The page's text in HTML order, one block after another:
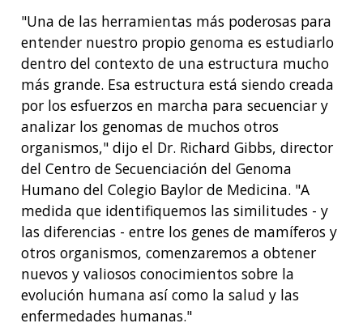
"Una de las herramientas más poderosas para
entender nuestro propio genoma es estudiarlo
dentro del contexto de una estructura mucho
más grande. Esa estructura está siendo creada
por los esfuerzos en marcha para secuenciar y
analizar los genomas de muchos otros
organismos," dijo el Dr. Richard Gibbs, director
del Centro de Secuenciación del Genoma
Humano del Colegio Baylor de Medicina. "A
medida que identifiquemos las similitudes - y
las diferencias - entre los genes de mamíferos y
otros organismos, comenzaremos a obtener
nuevos y valiosos conocimientos sobre la
evolución humana así como la salud y las
enfermedades humanas."